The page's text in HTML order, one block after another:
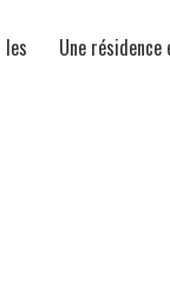
les
Une résidence